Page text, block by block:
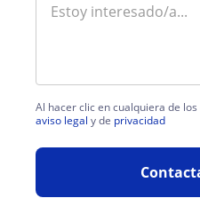
Al hacer clic en cualquiera de
aviso legal y de privacidad